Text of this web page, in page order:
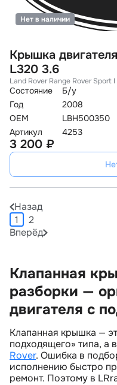
Крышка
L320 3.6
Land Rover Range Rover Sport
Состояние
Б/у
Год
2008
OEM
LBH500350
Артикул
4253
Нет в наличии
3 200 ₽
Назад
1
2
Вперёд
Клапанная
разборки —
двигателя с
Клапанная крышка —
подходящего» типа, а
Rover. Ошибка в
исполнению быстро
ремонт. Поэтому в